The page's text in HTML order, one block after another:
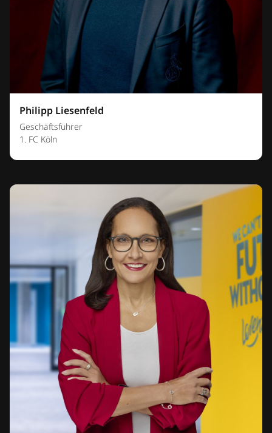
Philipp Liesenfeld
Geschäftsführer
1. FC Köln